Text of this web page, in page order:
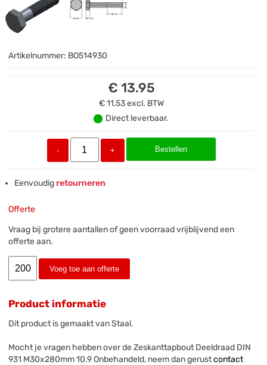
Artikelnummer: BO514930
€ 13.95
€ 11,53excl. BTW
Direct leverbaar.
- + Bestellen
Eenvoudigretourneren
Offerte
Vraag bij grotere aantallen of geen voorraad vrijblijvend een
offerte aan.
Voeg toe aan offerte
Product informatie
Dit product is gemaakt van Staal.
Mocht je vragen hebben over de Zeskanttapbout Deeldraad DIN
931 M30x280mm 10.9 Onbehandeld, neem dan gerustcontact